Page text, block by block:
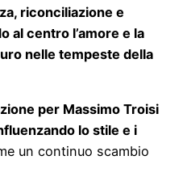
riconciliazione e
al centro l’amore e la
nelle tempeste della
per Massimo Troisi
lo stile e i
un continuo scambio